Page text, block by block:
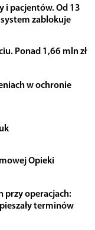
i pacjentów. Od 13
zablokuje
Ponad 1,66 mln zł
w ochronie
Opieki
przy operacjach:
terminów